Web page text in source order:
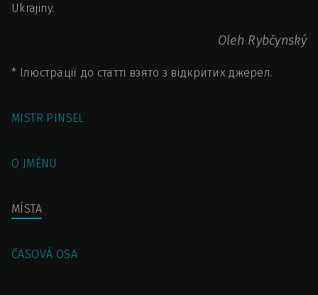
Ukrajiny.
Oleh Rybčynský
* Ілюстрації до статті взято з відкритих джерел.
MISTR PINSEL
O JMÉNU
MÍSTA
ČASOVÁ OSA